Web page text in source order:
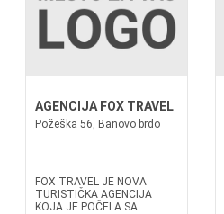
AGENCIJA FOX TRAVEL
Požeška 56, Banovo brdo
FOX TRAVEL JE NOVA
TURISTIČKA AGENCIJA
KOJA JE POČELA SA